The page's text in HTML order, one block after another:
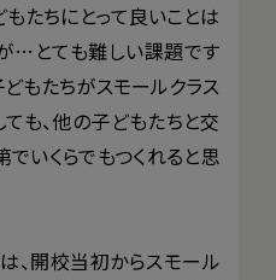
たちにとって良いことは
…とても難しい課題です
もたちがスモールクラス
も、他の子どもたちと交
いくらでもつくれると思
、開校当初からスモール